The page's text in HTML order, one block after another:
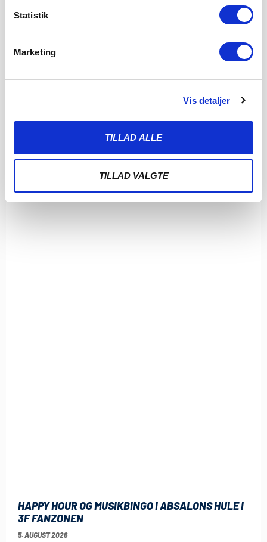
Statistik
Marketing
Vis detaljer
TILLAD ALLE
TILLAD VALGTE
FØR VFF: UHELD, TÆLLEREMSE OG FRA TRISTHED
6. AUGUST 2026
HAPPY HOUR OG MUSIKBINGO I ABSALONS HULE I
3F FANZONEN
5. AUGUST 2026